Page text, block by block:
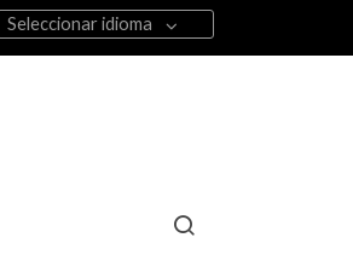
Seleccionar idioma